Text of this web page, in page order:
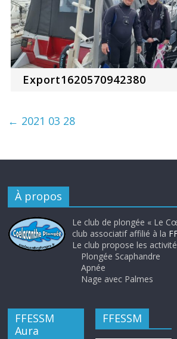
Export1620570942380
← 2021 03 28
À propos
Le club de plongée « Le
club associatif affilié à la
Le club propose les
Plongée Scaphandre
Apnée
Nage avec Palmes
FFESSM
Aura
FFESSM